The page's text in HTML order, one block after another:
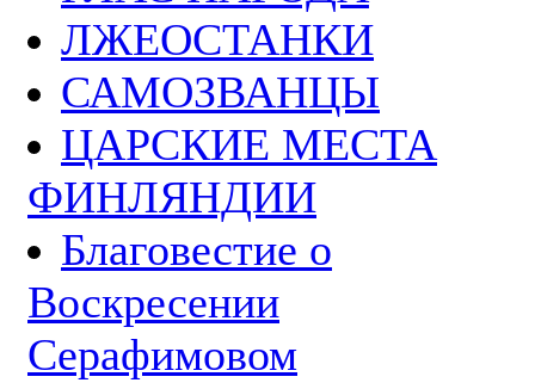
ЛЖЕОСТАНКИ
САМОЗВАНЦЫ
ЦАРСКИЕ МЕСТА
ФИНЛЯНДИИ
Благовестие о
Воскресении
Серафимовом